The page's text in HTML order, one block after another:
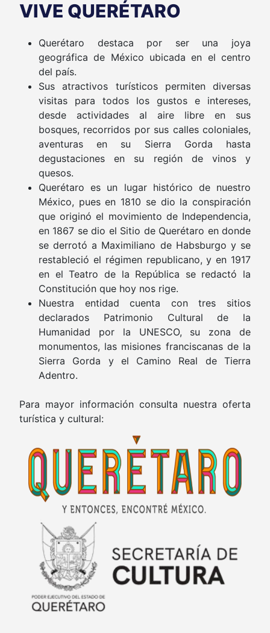
VIVE QUERÉTARO
Querétaro destaca por ser una joya
geográfica de México ubicada en el centro
del país.
Sus atractivos turísticos permiten diversas
visitas para todos los gustos e intereses,
desde actividades al aire libre en sus
bosques, recorridos por sus calles coloniales,
aventuras en su Sierra Gorda hasta
degustaciones en su región de vinos y
quesos.
Querétaro es un lugar histórico de nuestro
México, pues en 1810 se dio la conspiración
que originó el movimiento de Independencia,
en 1867 se dio el Sitio de Querétaro en donde
se derrotó a Maximiliano de Habsburgo y se
restableció el régimen republicano, y en 1917
en el Teatro de la República se redactó la
Constitución que hoy nos rige.
Nuestra entidad cuenta con tres sitios
declarados Patrimonio Cultural de la
Humanidad por la UNESCO, su zona de
monumentos, las misiones franciscanas de la
Sierra Gorda y el Camino Real de Tierra
Adentro.
Para mayor información consulta nuestra oferta
turística y cultural: